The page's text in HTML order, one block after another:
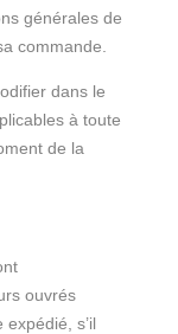
générales de
commande.
dans le
à toute
de la
ouvrés
expédié, s’il